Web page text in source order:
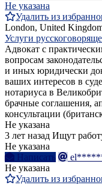
Не указана
Удалить из
London, United
Услуги
Адвокат с
вопросам
и иных юридически
ваших интересов в
нотариуса в
брачные соглашения,
консультации
Не указана
3 лет назад Ищут
Не указана
Написать
Не указана
Удалить из